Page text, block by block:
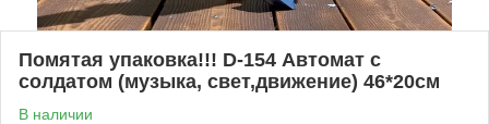
Помятая упаковка!!! D-154 Автомат с
солдатом (музыка, свет,движение) 46*20см
В наличии